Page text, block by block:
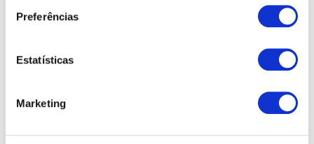
Preferências
Estatísticas
Marketing